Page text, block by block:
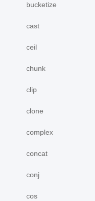
bucketize
cast
ceil
chunk
clip
clone
complex
concat
conj
cos